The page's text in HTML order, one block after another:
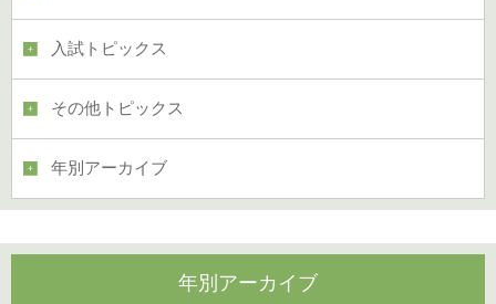
入試トピックス
その他トピックス
年別アーカイブ
年別アーカイブ